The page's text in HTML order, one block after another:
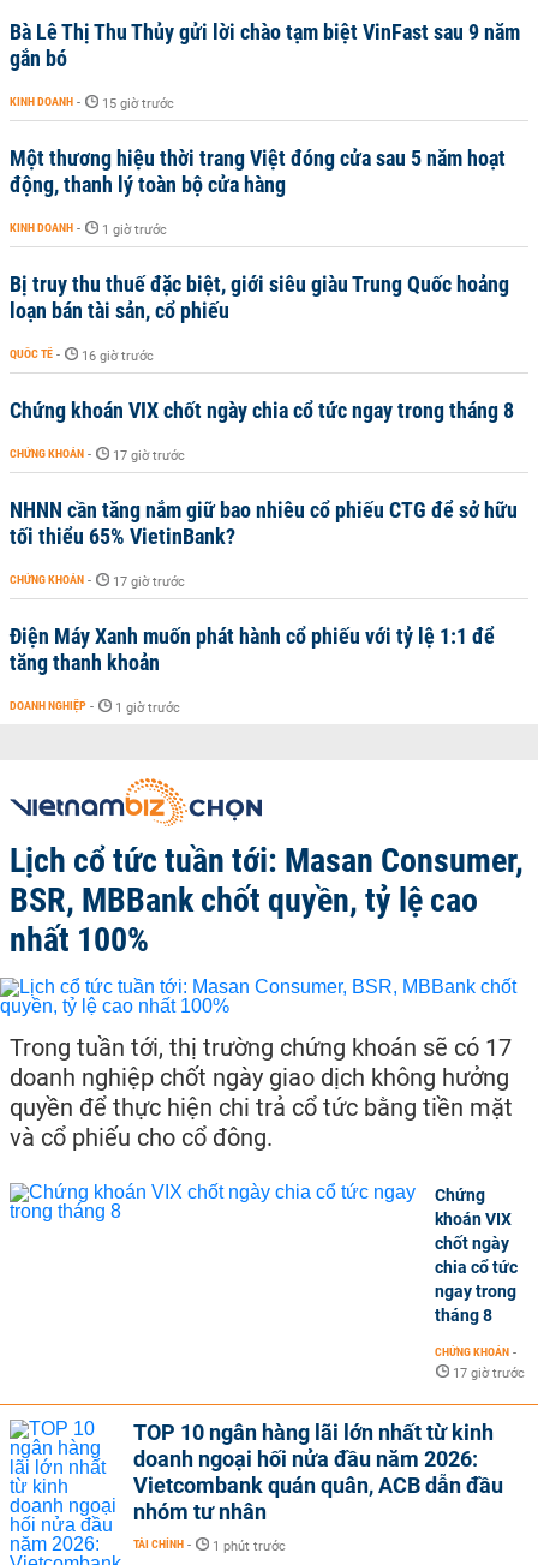
Bà Lê Thị Thu Thủy gửi lời chào tạm biệt VinFast sau 9 năm
gắn bó
KINH DOANH - 15 giờ trước
Một thương hiệu thời trang Việt đóng cửa sau 5 năm hoạt
động, thanh lý toàn bộ cửa hàng
KINH DOANH - 1 giờ trước
Bị truy thu thuế đặc biệt, giới siêu giàu Trung Quốc hoảng
loạn bán tài sản, cổ phiếu
QUỐC TẾ - 16 giờ trước
Chứng khoán VIX chốt ngày chia cổ tức ngay trong tháng 8
CHỨNG KHOÁN - 17 giờ trước
NHNN cần tăng nắm giữ bao nhiêu cổ phiếu CTG để sở hữu
tối thiểu 65% VietinBank?
CHỨNG KHOÁN - 17 giờ trước
Điện Máy Xanh muốn phát hành cổ phiếu với tỷ lệ 1:1 để
tăng thanh khoản
DOANH NGHIỆP - 1 giờ trước
Lịch cổ tức tuần tới: Masan Consumer,
BSR, MBBank chốt quyền, tỷ lệ cao
nhất 100%
Trong tuần tới, thị trường chứng khoán sẽ có 17
doanh nghiệp chốt ngày giao dịch không hưởng
quyền để thực hiện chi trả cổ tức bằng tiền mặt
và cổ phiếu cho cổ đông.
Chứng
khoán VIX
chốt ngày
chia cổ tức
ngay trong
tháng 8
CHỨNG KHOÁN -
17 giờ trước
TOP 10 ngân hàng lãi lớn nhất từ kinh
doanh ngoại hối nửa đầu năm 2026:
Vietcombank quán quân, ACB dẫn đầu
nhóm tư nhân
TÀI CHÍNH - 1 phút trước